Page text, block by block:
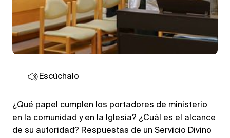
Escúchalo
¿Qué papel cumplen los portadores de ministerio
en la comunidad y en la Iglesia? ¿Cuál es el alcance
de su autoridad? Respuestas de un Servicio Divino